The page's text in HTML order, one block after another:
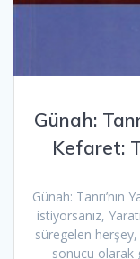
Günah:
Kefaret:
Günah: Tanrı’nın
istiyorsanız,
süregelen herşey,
sonucu olarak